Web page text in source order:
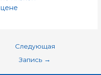
цене
Следующая
Запись →